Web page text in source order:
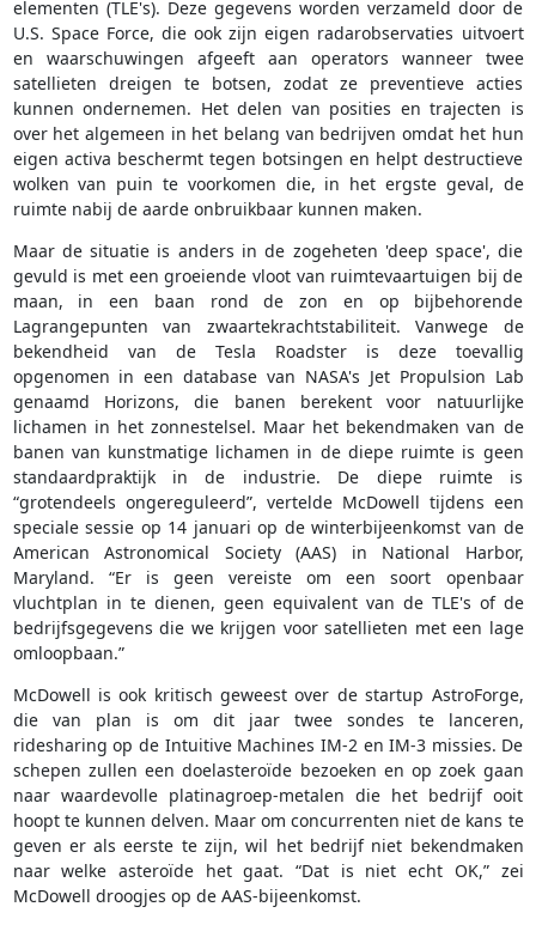
elementen (TLE's). Deze gegevens worden verzameld door de
U.S. Space Force, die ook zijn eigen radarobservaties uitvoert
en waarschuwingen afgeeft aan operators wanneer twee
satellieten dreigen te botsen, zodat ze preventieve acties
kunnen ondernemen. Het delen van posities en trajecten is
over het algemeen in het belang van bedrijven omdat het hun
eigen activa beschermt tegen botsingen en helpt destructieve
wolken van puin te voorkomen die, in het ergste geval, de
ruimte nabij de aarde onbruikbaar kunnen maken.
Maar de situatie is anders in de zogeheten 'deep space', die
gevuld is met een groeiende vloot van ruimtevaartuigen bij de
maan, in een baan rond de zon en op bijbehorende
Lagrangepunten van zwaartekrachtstabiliteit. Vanwege de
bekendheid van de Tesla Roadster is deze toevallig
opgenomen in een database van NASA's Jet Propulsion Lab
genaamd Horizons, die banen berekent voor natuurlijke
lichamen in het zonnestelsel. Maar het bekendmaken van de
banen van kunstmatige lichamen in de diepe ruimte is geen
standaardpraktijk in de industrie. De diepe ruimte is
“grotendeels ongereguleerd”, vertelde McDowell tijdens een
speciale sessie op 14 januari op de winterbijeenkomst van de
American Astronomical Society (AAS) in National Harbor,
Maryland. “Er is geen vereiste om een soort openbaar
vluchtplan in te dienen, geen equivalent van de TLE's of de
bedrijfsgegevens die we krijgen voor satellieten met een lage
omloopbaan.”
McDowell is ook kritisch geweest over de startup AstroForge,
die van plan is om dit jaar twee sondes te lanceren,
ridesharing op de Intuitive Machines IM-2 en IM-3 missies. De
schepen zullen een doelasteroïde bezoeken en op zoek gaan
naar waardevolle platinagroep-metalen die het bedrijf ooit
hoopt te kunnen delven. Maar om concurrenten niet de kans te
geven er als eerste te zijn, wil het bedrijf niet bekendmaken
naar welke asteroïde het gaat. “Dat is niet echt OK,” zei
McDowell droogjes op de AAS-bijeenkomst.